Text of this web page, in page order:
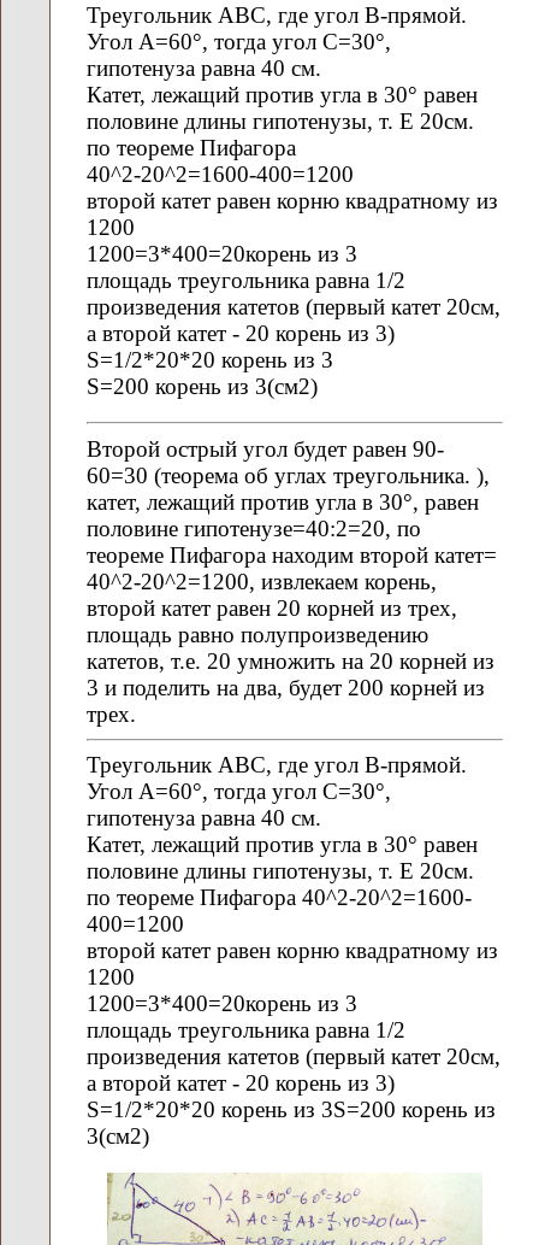
Треугольник АВС, где угол В-прямой.
Угол А=60°, тогда угол С=30°,
гипотенуза равна 40 см.
Катет, лежащий против угла в 30° равен
половине длины гипотенузы, т. Е 20см.
по теореме Пифагора
40^2-20^2=1600-400=1200
второй катет равен корню квадратному из
1200
1200=3*400=20корень из 3
площадь треугольника равна 1/2
произведения катетов (первый катет 20см,
а второй катет - 20 корень из 3)
S=1/2*20*20 корень из 3
S=200 корень из 3(см2)
Второй острый угол будет равен 90-
60=30 (теорема об углах треугольника. ),
катет, лежащий против угла в 30°, равен
половине гипотенузе=40:2=20, по
теореме Пифагора находим второй катет=
40^2-20^2=1200, извлекаем корень,
второй катет равен 20 корней из трех,
площадь равно полупроизведению
катетов, т.е. 20 умножить на 20 корней из
3 и поделить на два, будет 200 корней из
трех.
Треугольник АВС, где угол В-прямой.
Угол А=60°, тогда угол С=30°,
гипотенуза равна 40 см.
Катет, лежащий против угла в 30° равен
половине длины гипотенузы, т. Е 20см.
по теореме Пифагора 40^2-20^2=1600-
400=1200
второй катет равен корню квадратному из
1200
1200=3*400=20корень из 3
площадь треугольника равна 1/2
произведения катетов (первый катет 20см,
а второй катет - 20 корень из 3)
S=1/2*20*20 корень из 3S=200 корень из
3(см2)